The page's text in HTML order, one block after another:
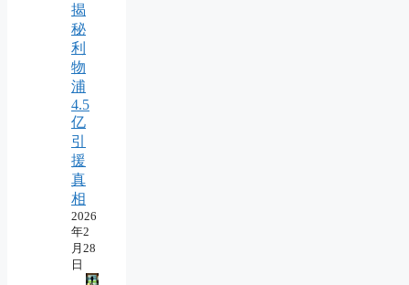
揭
秘
利
物
浦
4.5
亿
引
援
真
相
2026
年2
月28
日